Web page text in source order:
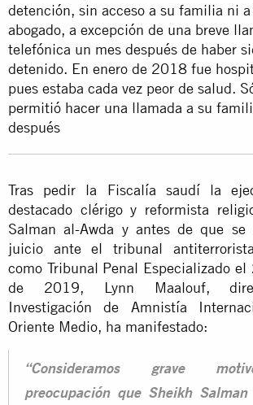
detención, sin acceso a su familia ni
abogado, a excepción de una breve
telefónica un mes después de haber
detenido. En enero de 2018 fue
pues estaba cada vez peor de salud.
permitió hacer una llamada a su
después
Tras pedir la Fiscalía saudí la
destacado clérigo y reformista
Salman al-Awda y antes de que se
juicio ante el tribunal
como Tribunal Penal Especializado
de 2019, Lynn Maalouf,
Investigación de Amnistía
Oriente Medio, ha manifestado:
“Consideramos grave
preocupación que Sheikh Salman